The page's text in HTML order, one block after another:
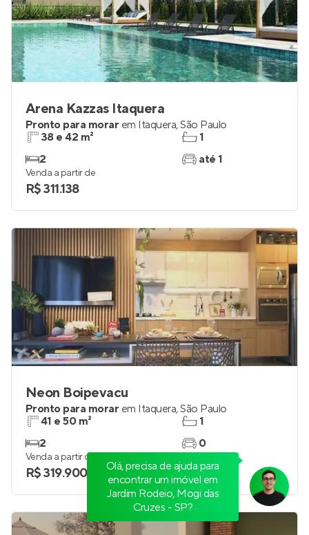
Arena Kazzas Itaquera
Pronto para morar em Itaquera,São Paulo
38 e 42 m²
2
1
até 1
Venda a partir de
R$ 311.138
Neon Boipevacu
Pronto para morar em Itaquera,São Paulo
41 e 50 m²
2
1
0
Venda a partir de
R$ 319.900
Olá, precisa de ajuda para
encontrar um imóvel em
Jardim Rodeio, Mogi das
Cruzes - SP?